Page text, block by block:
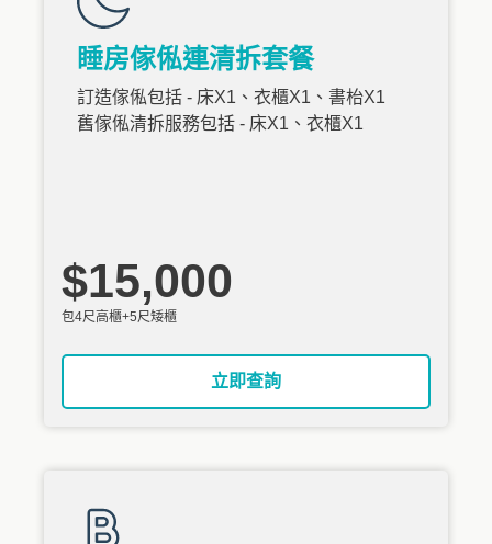
睡房傢俬連清拆套餐
訂造傢俬包括 - 床X1、衣櫃X1、書枱X1
舊傢俬清拆服務包括 - 床X1、衣櫃X1
$15,000
包4尺高櫃+5尺矮櫃
立即查詢